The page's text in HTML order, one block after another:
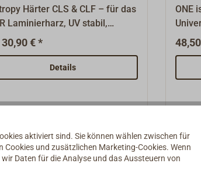
Härter CLS & CLF – für das
Laminierharz, UV stabil,
und kristallklar.CLF mit
Topfzeit (20 Min.) für
Projekte (klebfrei in 4
mit längerer Topfzeit (40
Bedingungen (klebfrei in 8
Volumen
30,90 € *
Details
ONE
aktiviert sind. Sie können wählen zwischen für
Cookies und zusätzlichen Marketing-Cookies. Wenn
Daten für die Analyse und das Aussteuern von